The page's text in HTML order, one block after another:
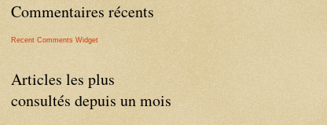
Commentaires récents
Recent Comments Widget
Articles les plus
consultés depuis un mois